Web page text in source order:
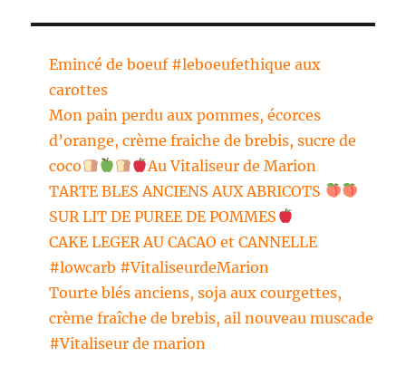
Emincé de boeuf #leboeufethique aux
carottes
Mon pain perdu aux pommes, écorces
d’orange, crème fraiche de brebis, sucre de
coco
Au Vitaliseur de Marion
TARTE BLES ANCIENS AUX ABRICOTS
SUR LIT DE PUREE DE POMMES
CAKE LEGER AU CACAO et CANNELLE
#lowcarb #VitaliseurdeMarion
Tourte blés anciens, soja aux courgettes,
crème fraîche de brebis, ail nouveau muscade
#Vitaliseur de marion